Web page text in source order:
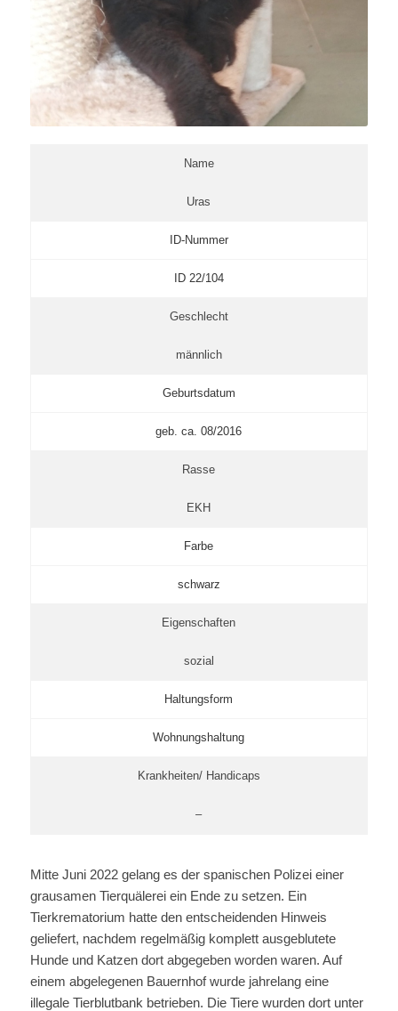
Name
Uras
ID-Nummer
ID 22/104
Geschlecht
männlich
Geburtsdatum
geb. ca. 08/2016
Rasse
EKH
Farbe
schwarz
Eigenschaften
sozial
Haltungsform
Wohnungshaltung
Krankheiten/ Handicaps
–
Mitte Juni 2022 gelang es der spanischen Polizei einer
grausamen Tierquälerei ein Ende zu setzen. Ein
Tierkrematorium hatte den entscheidenden Hinweis
geliefert, nachdem regelmäßig komplett ausgeblutete
Hunde und Katzen dort abgegeben worden waren. Auf
einem abgelegenen Bauernhof wurde jahrelang eine
illegale Tierblutbank betrieben. Die Tiere wurden dort unter